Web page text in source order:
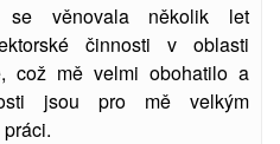
se věnovala několik let
činnosti v oblasti
což mě velmi obohatilo a
jsou pro mě velkým